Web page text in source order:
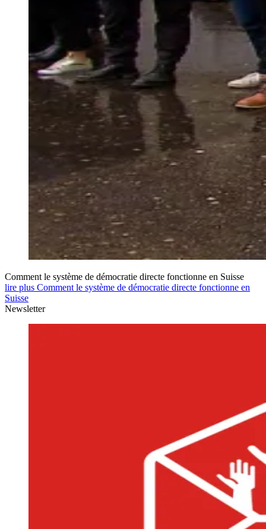
Comment le système de démocratie directe fonctionne en Suisse
lire plus Comment le système de démocratie directe fonctionne en
Suisse
Newsletter